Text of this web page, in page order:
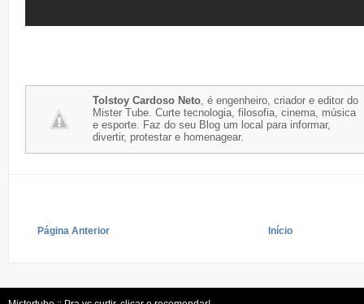
Tolstoy Cardoso Neto, é engenheiro, criador e editor do
Mister Tube. Curte tecnologia, filosofia, cinema, música
e esporte. Faz do seu Blog um local para informar,
divertir, protestar e homenagear.
Página Anterior Início